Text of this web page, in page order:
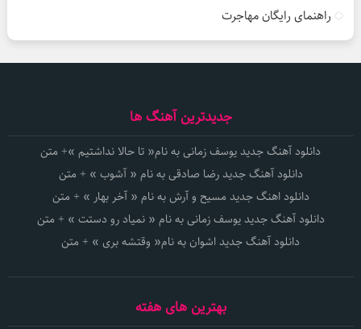
راهنمای رایگان مهاجرت
جدیدترین آهنگ ها
دانلود آهنگ جدید یوسف زمانی به نام« تا حالا نداشتیم »+ متن
دانلود آهنگ جدید رضا صادقی به نام « آشوب » + متن
دانلود اهنگ جدید مسیح و آرش به نام « آخر بهار » + متن
دانلود آهنگ جدید یوسف زمانی به نام « نمیاد رو دستت » + متن
دانلود آهنگ جدید اشوان به نام« وقتشه بری » + متن
بهترین های هفته